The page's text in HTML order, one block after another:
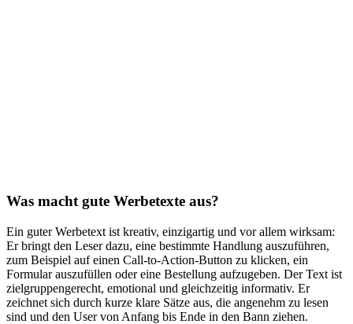
Was macht gute Werbetexte aus?
Ein guter Werbetext ist kreativ, einzigartig und vor allem wirksam:
Er bringt den Leser dazu, eine bestimmte Handlung auszuführen,
zum Beispiel auf einen Call-to-Action-Button zu klicken, ein
Formular auszufüllen oder eine Bestellung aufzugeben. Der Text ist
zielgruppengerecht, emotional und gleichzeitig informativ. Er
zeichnet sich durch kurze klare Sätze aus, die angenehm zu lesen
sind und den User von Anfang bis Ende in den Bann ziehen.